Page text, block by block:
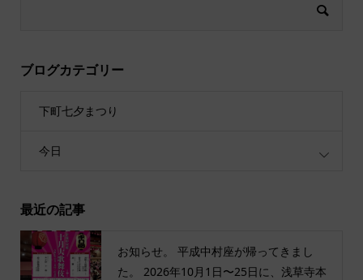
ブログカテゴリー
下町七夕まつり
今日
最近の記事
お知らせ。 平成中村座が帰ってきまし
た。 2026年10月1日〜25日に、浅草寺本